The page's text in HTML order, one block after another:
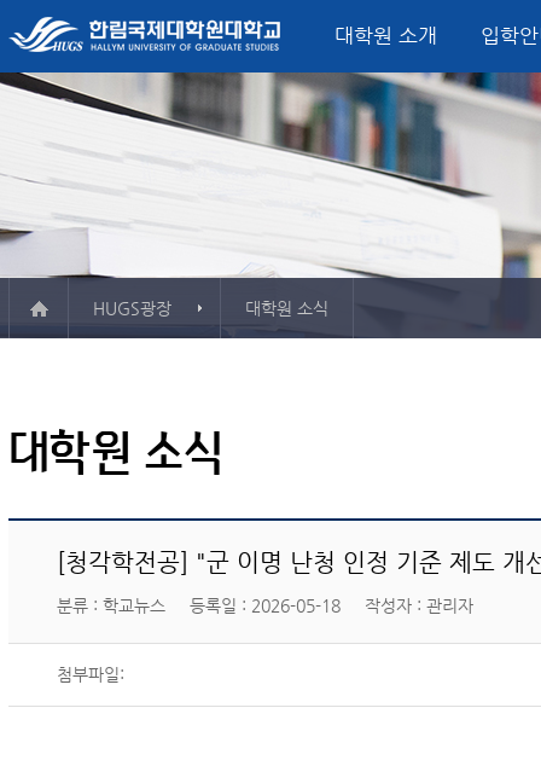
대학원 소개
미션, 비전, 핵심가치 총장 인사말
결산공고
추경예산공고
입학
입학모집요강
석사학위과정
FAQ
정치외교학과
외교안보전공
한국연구전공
융합서비스경
관광외식경영전공
Major in Global
글로벌정치‧한국연구소
소개 & 주요활동
자료실
서비스산업정책연구소
소개 & 주요활동
평생교육원
학사안내
대학원 소식 학사정보시스템 시설
대학인권센터
HUGS광장 대학원 소식
대학원 소식
[청각학전공] "군 이명 난청 인정 기준 제도 개
분류 : 학교뉴스 등록일 : 2026-05-18 작성자 : 관리자
첨부파일: